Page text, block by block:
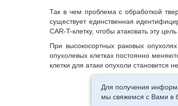
Так в чем проблема с обработкой
существует единственная
CAR-T-клетку, чтобы атаковать эту
При высокосортных раковых
опухолевых клетках постоянно
клетки для атаки опухоли становится
Для получения
мы свяжемся с Вами в